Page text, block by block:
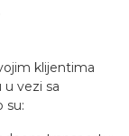
klijentima
vezi sa
su: